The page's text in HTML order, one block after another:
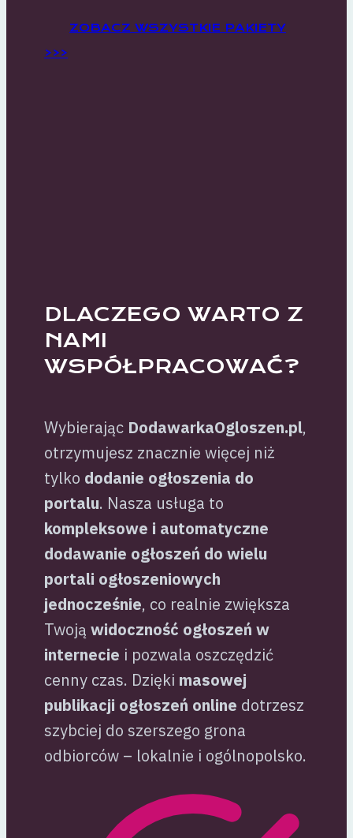
ZOBACZ WSZYSTKIE PAKIETY
>>>
DLACZEGO WARTO Z
NAMI
WSPÓŁPRACOWAĆ?
Wybierając DodawarkaOgloszen.pl,
otrzymujesz znacznie więcej niż
tylko dodanie ogłoszenia do
portalu. Nasza usługa to
kompleksowe i automatyczne
dodawanie ogłoszeń do wielu
portali ogłoszeniowych
jednocześnie, co realnie zwiększa
Twoją widoczność ogłoszeń w
internecie i pozwala oszczędzić
cenny czas. Dzięki masowej
publikacji ogłoszeń online dotrzesz
szybciej do szerszego grona
odbiorców – lokalnie i ogólnopolsko.